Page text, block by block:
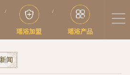
/
瑶浴加盟
/
瑶浴产品
闻